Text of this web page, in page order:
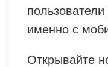
именно с
Открывайте